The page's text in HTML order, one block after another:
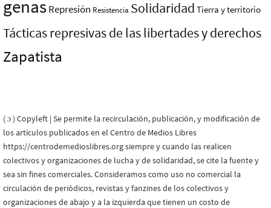
genasRepresión Resistencia Solidaridad Tierra y territorio
Tácticas represivas de las libertades y derechos
Zapatista
( ɔ ) Copyleft | Se permite la recirculación, publicación, y modificación de
los artículos publicados en el Centro de Medios Libres
https://centrodemedioslibres.org siempre y cuando las realicen
colectivos y organizaciones de lucha y de solidaridad, se cite la fuente y
sea sin fines comerciales. Consideramos como uso no comercial la
circulación de periódicos, revistas y fanzines de los colectivos y
organizaciones de abajo y a la izquierda que tienen un costo de